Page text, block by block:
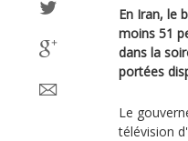
En Iran, le
moins 51
dans la
portées
Le
télévision